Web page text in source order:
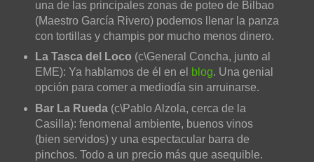
una de las principales zonas de poteo de Bilbao
(Maestro García Rivero) podemos llenar la panza
con tortillas y champis por mucho menos dinero.
La Tasca del Loco (c\General Concha, junto al
EME): Ya hablamos de él en el
blog. Una genial
opción para comer a mediodía sin arruinarse.
Bar La Rueda(c\Pablo Alzola, cerca de la
Casilla): fenomenal ambiente, buenos vinos
(bien servidos) y una espectacular barra de
pinchos. Todo a un precio más que asequible.